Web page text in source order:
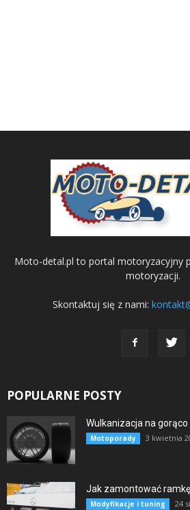
Moto-detal.pl to portal motoryzacyjny
motoryzacji.
Skontaktuj się z nami:
POPULARNE POSTY
Wulkanizacja na
Motoporady 3 kwietnia
Jak zamontować
Modyfikacje i tuning 24